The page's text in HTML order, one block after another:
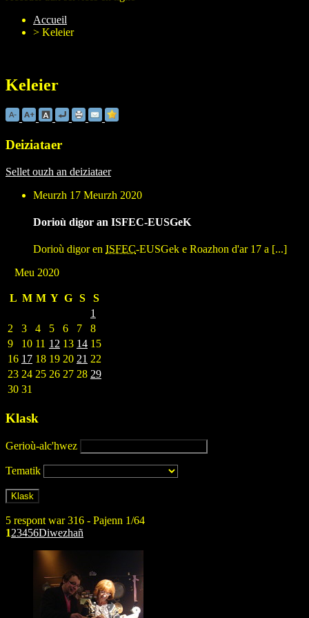
Accueil
> Keleier
Keleier
Deiziataer
Sellet ouzh an deiziataer
Meurzh 17 Meurzh 2020
Dorioù digor an ISFEC-EUSGeK
Dorioù digor en ISFEC-EUSGek e Roazhon d'ar 17 a [...]
Meu 2020
L M M Y G S
S
1
2
3 4 5 6 7
8
9
10 11 12 13 14 15
16 17 18 19 20 21 22
23 24 25 26 27 28 29
30 31
Klask
Gerioù-alc'hwez
Tematik
5 respont war 316 - Pajenn 1/64
123456Diwezhañ